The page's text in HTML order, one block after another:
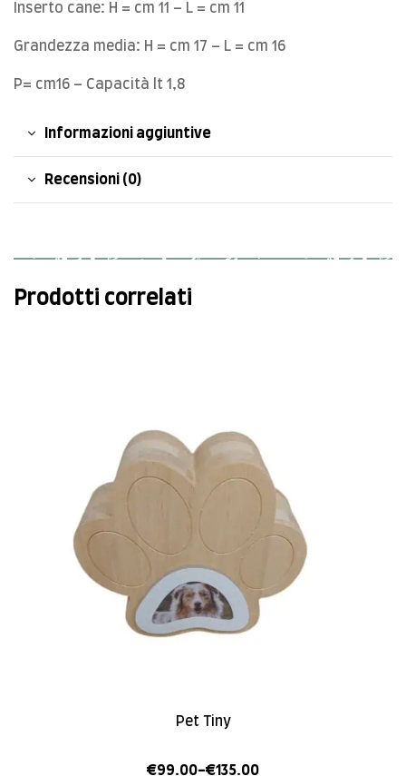
Inserto cane: H = cm 11 – L = cm 11
Grandezza media: H = cm 17 – L = cm 16
P= cm16 – Capacità lt 1,8
Informazioni aggiuntive
Recensioni (0)
Prodotti correlati
Pet Tiny
€99.00-€135.00